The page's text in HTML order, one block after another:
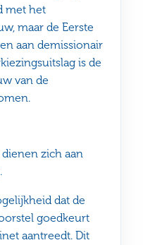
met het
maar de Eerste
aan demissionair
is de
van de
dienen zich aan
dat de
goedkeurt
aantreedt. Dit